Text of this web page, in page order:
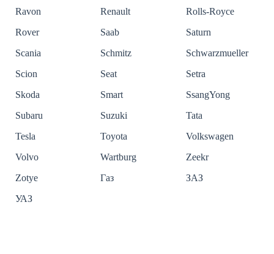
Ravon
Renault
Rolls-Royce
Rover
Saab
Saturn
Scania
Schmitz
Schwarzmueller
Scion
Seat
Setra
Skoda
Smart
SsangYong
Subaru
Suzuki
Tata
Tesla
Toyota
Volkswagen
Volvo
Wartburg
Zeekr
Zotye
Газ
ЗАЗ
УАЗ